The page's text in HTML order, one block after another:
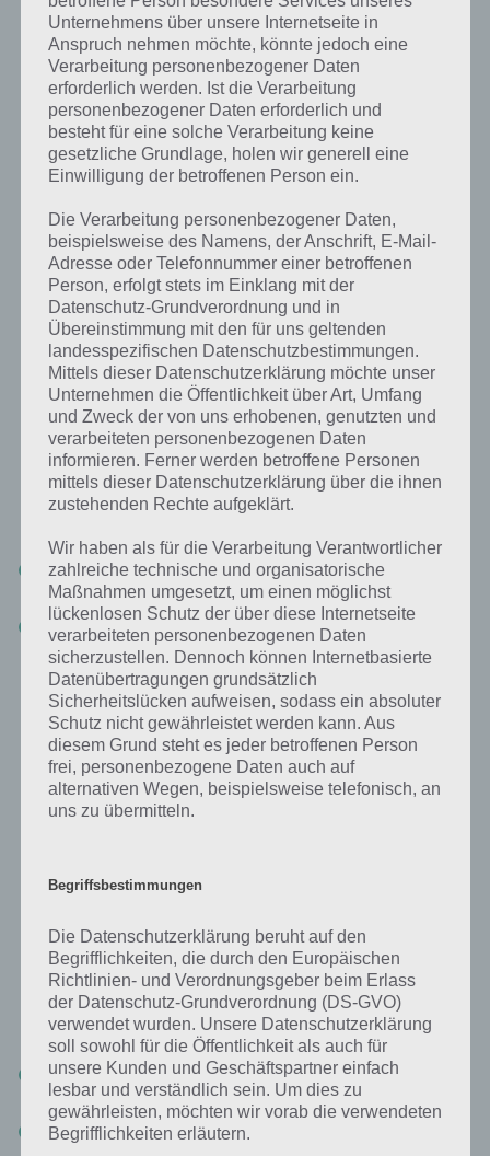
Darum geht es bei Simpsons Springfield
Krumme Dinger
Das Simpsons Springfield Krumme Dinger Event ist Nachfolger der
EventreiheReiseziel Springfield (2017) undBurns Casino (2016)
Springfield verschiedene Orte zu bereisen, um dort Schätze zu
stehlen, unter anderem aus England und Italien. Dabei ist auch
Burns Casino wieder zum Bau möglich. Insgesamt besteht das Event
aus drei Akten, wie üblich bei Events in der Spiele App. Im Verlauf des
Events können verschiedene Springfield Bewohner Raubzüge
planen.
Simpsons Springfield Freunde und Nachbarn
sind wichtig
Auch beim neuen Event Springfield Krumme Dinger in Springfield
sind Nachbarn und Freunde wichtig, denn dort könnt ihr die Event-
Trete unsere Facebook Gruppe bei, um Fragen zu stellen und
neue Nachbarn zu finden!
Neue Nachbarn und Freunde finden ->Hinterlasse deine Origin
ID / EA Namen in den Kommentaren
Tipps zum neuen Simpsons Springfield
Event
In Kürze präsentieren wir dir hier alle wertvollen Tipps rund um das
Raubgüter benötigst du für Plunderer Pete’s, um dir die
Gegenstände für die Raub-Szene, den Bonus für Bilder und eine
Gratis-Landmarke zu holen. Doch wie komme ich an Raubgüter? Hier
unsere vorläufige Liste:
Justizbeamte in der Stadt und eines Freundes antippen (1
Raubgut)
Verbrecher in deiner Stadt antippen (1 Raubgut)
Unternehmens über unsere Internetseite in
Anspruch nehmen möchte, könnte jedoch eine
Verarbeitung personenbezogener Daten
erforderlich werden. Ist die Verarbeitung
personenbezogener Daten erforderlich und
besteht für eine solche Verarbeitung keine
gesetzliche Grundlage, holen wir generell eine
Einwilligung der betroffenen Person ein.
Die Verarbeitung personenbezogener Daten,
beispielsweise des Namens, der Anschrift, E-Mail-
Adresse oder Telefonnummer einer betroffenen
Person, erfolgt stets im Einklang mit der
Datenschutz-Grundverordnung und in
Übereinstimmung mit den für uns geltenden
landesspezifischen Datenschutzbestimmungen.
Mittels dieser Datenschutzerklärung möchte unser
Unternehmen die Öffentlichkeit über Art, Umfang
und Zweck der von uns erhobenen, genutzten und
verarbeiteten personenbezogenen Daten
informieren. Ferner werden betroffene Personen
mittels dieser Datenschutzerklärung über die ihnen
zustehenden Rechte aufgeklärt.
Wir haben als für die Verarbeitung Verantwortlicher
zahlreiche technische und organisatorische
Maßnahmen umgesetzt, um einen möglichst
lückenlosen Schutz der über diese Internetseite
verarbeiteten personenbezogenen Daten
sicherzustellen. Dennoch können Internetbasierte
Datenübertragungen grundsätzlich
Sicherheitslücken aufweisen, sodass ein absoluter
Schutz nicht gewährleistet werden kann. Aus
diesem Grund steht es jeder betroffenen Person
frei, personenbezogene Daten auch auf
alternativen Wegen, beispielsweise telefonisch, an
uns zu übermitteln.
Begriffsbestimmungen
Die Datenschutzerklärung beruht auf den
Begrifflichkeiten, die durch den Europäischen
Richtlinien- und Verordnungsgeber beim Erlass
der Datenschutz-Grundverordnung (DS-GVO)
verwendet wurden. Unsere Datenschutzerklärung
soll sowohl für die Öffentlichkeit als auch für
unsere Kunden und Geschäftspartner einfach
lesbar und verständlich sein. Um dies zu
gewährleisten, möchten wir vorab die verwendeten
Begrifflichkeiten erläutern.